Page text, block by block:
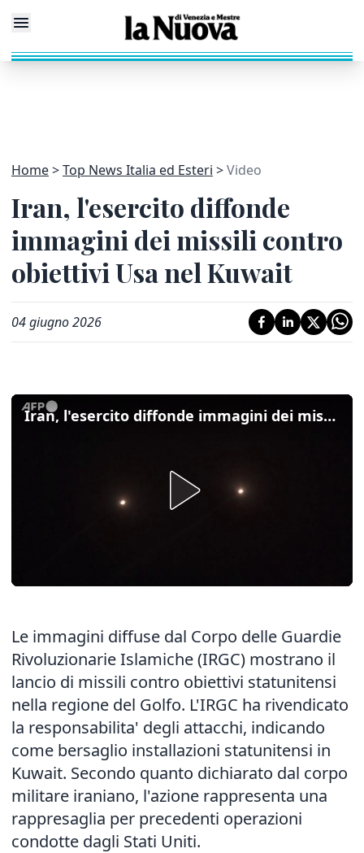
Home Top News Italia ed Esteri Video
Iran, l'esercito diffonde
immagini dei missili contro
obiettivi Usa nel Kuwait
04 giugno 2026
Iran, l'esercito diffonde immagini dei missili contro obiettivi Usa nel Kuwait
Le immagini diffuse dal Corpo delle Guardie
Rivoluzionarie Islamiche (IRGC) mostrano il
lancio di missili contro obiettivi statunitensi
nella regione del Golfo. L'IRGC ha rivendicato
la responsabilita' degli attacchi, indicando
come bersaglio installazioni statunitensi in
Kuwait. Secondo quanto dichiarato dal corpo
militare iraniano, l'azione rappresenta una
rappresaglia per precedenti operazioni
condotte dagli Stati Uniti.